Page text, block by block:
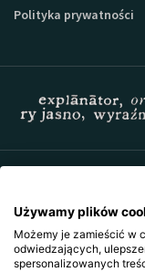
Polityka prywatności
Używamy plików
Możemy je zamieścić w
odwiedzających,
spersonalizowanych